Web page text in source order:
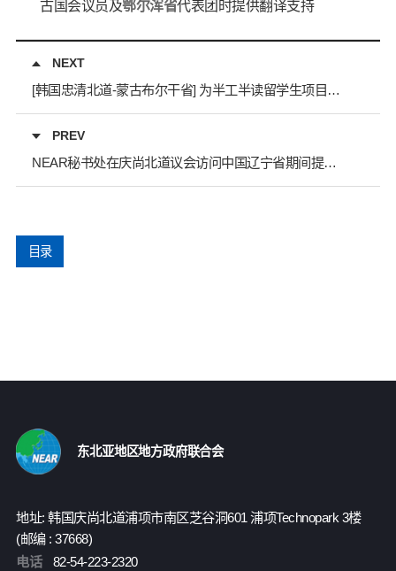
古国会议员及鄂尔浑省代表团时提供翻译支持
NEXT
[韩国忠清北道-蒙古布尔干省] 为半工半读留学生项目计划提供蒙古语翻译支持
PREV
NEAR秘书处在庆尚北道议会访问中国辽宁省期间提供随团翻译支持
目录
东北亚地区地方政府联合会
地址: 韩国庆尚北道浦项市南区芝谷洞601 浦项Technopark 3楼
(邮编 : 37668)
电话
82-54-223-2320